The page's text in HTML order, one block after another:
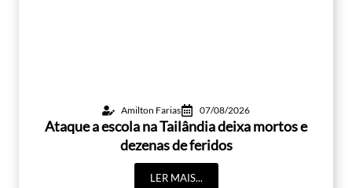
Amilton Farias 07/08/2026
Ataque a escola na Tailândia deixa mortos e
dezenas de feridos
LER MAIS...